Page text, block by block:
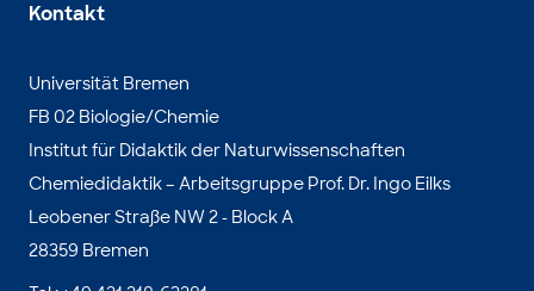
Kontakt
Universität Bremen
FB 02 Biologie/Chemie
Institut für Didaktik der Naturwissenschaften
Chemiedidaktik – Arbeitsgruppe Prof. Dr. Ingo Eilks
Leobener Straße NW 2 - Block A
28359 Bremen